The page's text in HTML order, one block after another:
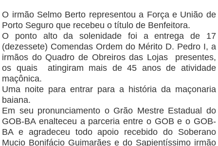
O irmão Selmo Berto representou a Força e União de
Porto Seguro que recebeu o título de Benfeitora.
O ponto alto da solenidade foi a entrega de 17
(dezessete) Comendas Ordem do Mérito D. Pedro I, a
irmãos do Quadro de Obreiros das Lojas presentes,
os quais atingiram mais de 45 anos de atividade
maçônica.
Uma noite para entrar para a história da maçonaria
baiana.
Em seu pronunciamento o Grão Mestre Estadual do
GOB-BA enalteceu a parceria entre o GOB e o GOB-
BA e agradeceu todo apoio recebido do Soberano
Mucio Bonifácio Guimarães e do Sapientíssimo irmão